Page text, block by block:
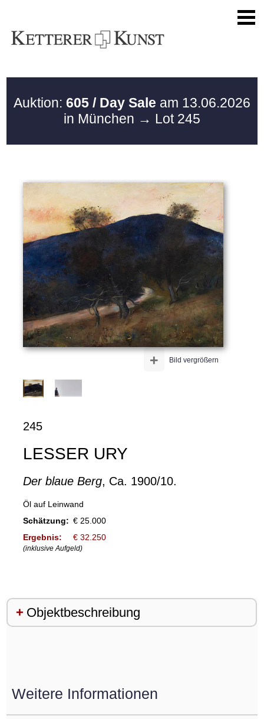
Auktion: 605 / Day Sale am 13.06.2026
in München → Lot 245
Bild vergrößern
+
245
LESSER URY
Der blaue Berg, Ca. 1900/10.
Öl auf Leinwand
Schätzung: € 25.000
Ergebnis:
€ 32.250
(inklusive Aufgeld)
Objektbeschreibung
Weitere Informationen